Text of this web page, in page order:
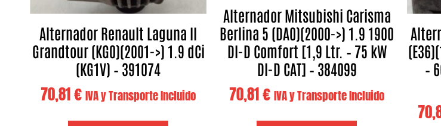
Alternador Renault Laguna II
Grandtour (KG0)(2001->) 1.9 dCi
(KG1V) – 391074
70,81€ IVA y Transporte Incluido
Alternador Mitsubishi Carisma
Berlina 5 (DA0)(2000->) 1.9 1900
DI-D Comfort [1,9 Ltr. – 75 kW
DI-D CAT] – 384099
70,81€ IVA y Transporte Incluido
–